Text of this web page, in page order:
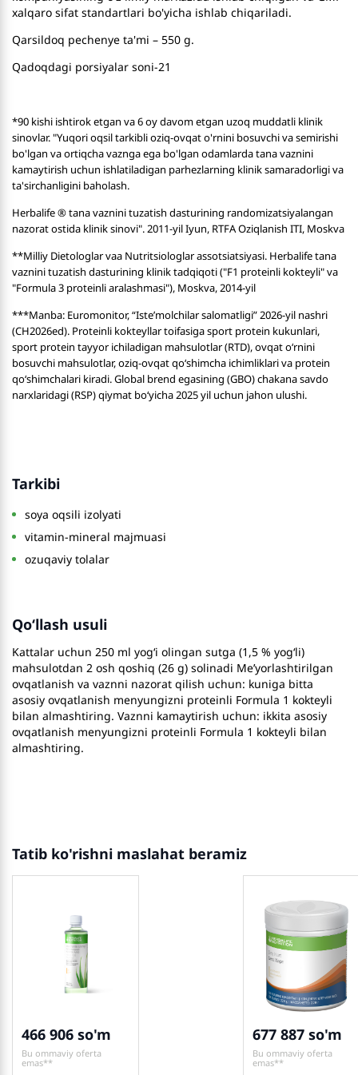
xalqaro sifat standartlari bo'yicha ishlab chiqariladi.
Qarsildoq pechenye ta'mi – 550 g.
Qadoqdagi porsiyalar soni-21
*90 kishi ishtirok etgan va 6 oy davom etgan uzoq muddatli klinik
sinovlar. "Yuqori oqsil tarkibli oziq-ovqat o'rnini bosuvchi va semirishi
bo'lgan va ortiqcha vaznga ega bo'lgan odamlarda tana vaznini
kamaytirish uchun ishlatiladigan parhezlarning klinik samaradorligi va
ta'sirchanligini baholash.
Herbalife ® tana vaznini tuzatish dasturining randomizatsiyalangan
nazorat ostida klinik sinovi". 2011-yil Iyun, RTFA Oziqlanish ITI, Moskva
**Milliy Dietologlar vaa Nutritsiologlar assotsiatsiyasi. Herbalife tana
vaznini tuzatish dasturining klinik tadqiqoti ("F1 proteinli kokteyli" va
"Formula 3 proteinli aralashmasi"), Moskva, 2014-yil
***Manba: Euromonitor, “Iste’molchilar salomatligi” 2026-yil nashri
(CH2026ed). Proteinli kokteyllar toifasiga sport protein kukunlari,
sport protein tayyor ichiladigan mahsulotlar (RTD), ovqat o‘rnini
bosuvchi mahsulotlar, oziq-ovqat qo‘shimcha ichimliklari va protein
qo‘shimchalari kiradi. Global brend egasining (GBO) chakana savdo
narxlaridagi (RSP) qiymat bo‘yicha 2025 yil uchun jahon ulushi.
Tarkibi
soya oqsili izolyati
vitamin-mineral majmuasi
ozuqaviy tolalar
Qo‘llash usuli
Kattalar uchun 250 ml yog‘i olingan sutga (1,5 % yog‘li)
mahsulotdan 2 osh qoshiq (26 g) solinadi Me’yorlashtirilgan
ovqatlanish va vaznni nazorat qilish uchun: kuniga bitta
asosiy ovqatlanish menyungizni proteinli Formula 1 kokteyli
bilan almashtiring. Vaznni kamaytirish uchun: ikkita asosiy
ovqatlanish menyungizni proteinli Formula 1 kokteyli bilan
almashtiring.
Tatib ko'rishni maslahat beramiz
466 906
Bu ommaviy oferta
emas**
677 887
Bu ommaviy oferta
emas**